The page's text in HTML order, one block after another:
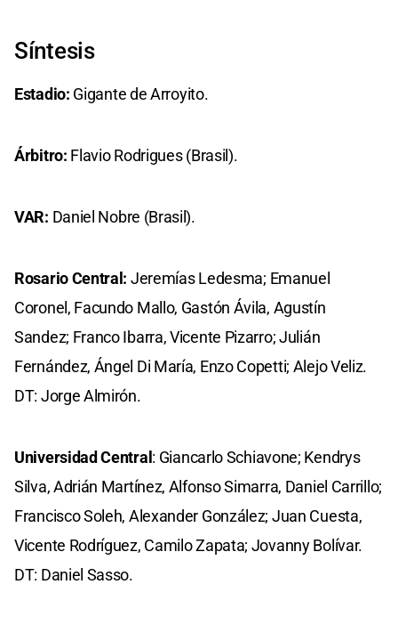
Síntesis
Estadio: Gigante de Arroyito.
Árbitro: Flavio Rodrigues (Brasil).
VAR: Daniel Nobre (Brasil).
Rosario Central: Jeremías Ledesma; Emanuel
Coronel, Facundo Mallo, Gastón Ávila, Agustín
Sandez; Franco Ibarra, Vicente Pizarro; Julián
Fernández, Ángel Di María, Enzo Copetti; Alejo Veliz.
DT: Jorge Almirón.
Universidad Central: Giancarlo Schiavone; Kendrys
Silva, Adrián Martínez, Alfonso Simarra, Daniel Carrillo;
Francisco Soleh, Alexander González; Juan Cuesta,
Vicente Rodríguez, Camilo Zapata; Jovanny Bolívar.
DT: Daniel Sasso.